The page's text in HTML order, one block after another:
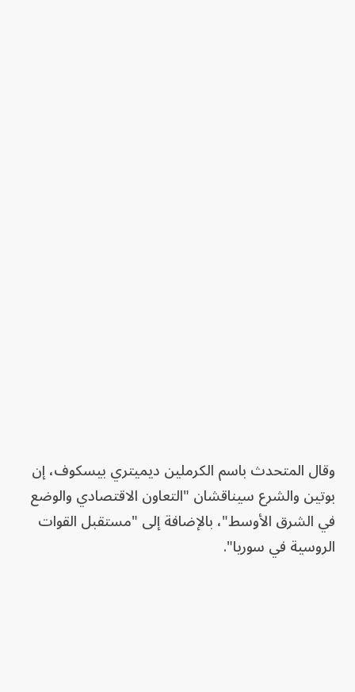
وقال المتحدث باسم الكرملين ديميتري بيسكوف، إن
بوتين والشرع سيناقشان "التعاون الاقتصادي والوضع
في الشرق الأوسط"، بالإضافة إلى "مستقبل القوات
الروسية في سوريا".